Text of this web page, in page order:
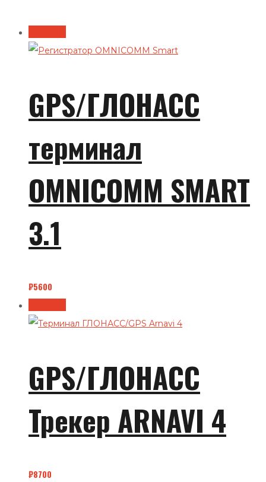
GPS/ГЛОНАСС
терминал
OMNICOMM SMART
3.1
₽5600
GPS/ГЛОНАСС
Трекер ARNAVI 4
₽8700